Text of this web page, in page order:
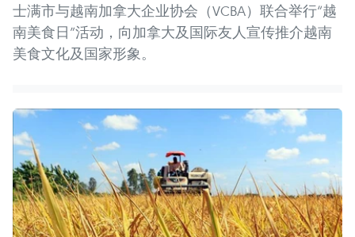
士满市与越南加拿大企业协会（VCBA）联合举行“越
南美食日”活动，向加拿大及国际友人宣传推介越南
美食文化及国家形象。